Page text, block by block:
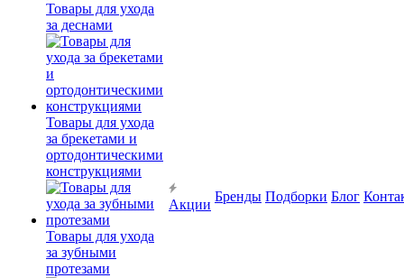
Товары для ухода
за деснами
Товары для ухода
за брекетами и
ортодонтическими
конструкциями
Товары для ухода
за зубными
протезами
Акции
Бренды Подборки Блог